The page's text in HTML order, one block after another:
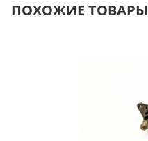
ПОХОЖИЕ ТОВАРЫ